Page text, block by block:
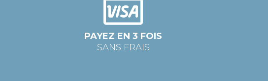
PAYEZ EN 3 FOIS
SANS FRAIS